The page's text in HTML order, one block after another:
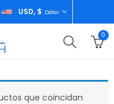
USD, $ Dólar
0
que coincidan